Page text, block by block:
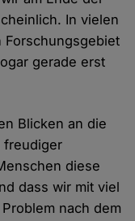
In vielen
Forschungsgebiet
gerade erst
Blicken an die
freudiger
diese
dass wir mit viel
nach dem